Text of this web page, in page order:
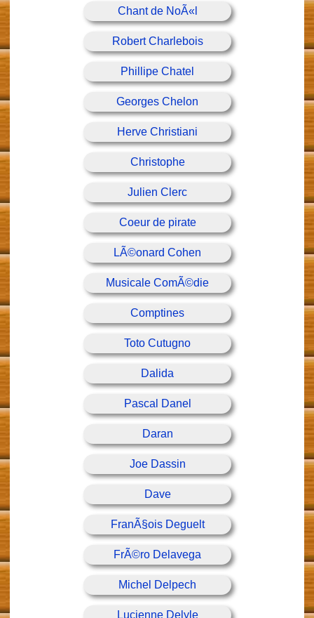
Chant de NoÃ«l
Robert Charlebois
Phillipe Chatel
Georges Chelon
Herve Christiani
Christophe
Julien Clerc
Coeur de pirate
LÃ©onard Cohen
Musicale ComÃ©die
Comptines
Toto Cutugno
Dalida
Pascal Danel
Daran
Joe Dassin
Dave
FranÃ§ois Deguelt
FrÃ©ro Delavega
Michel Delpech
Lucienne Delyle